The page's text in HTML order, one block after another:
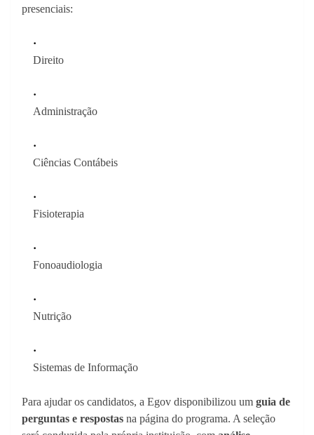
presenciais:
Direito
Administração
Ciências Contábeis
Fisioterapia
Fonoaudiologia
Nutrição
Sistemas de Informação
Para ajudar os candidatos, a Egov disponibilizou um guia de
perguntas e respostas na página do programa. A seleção